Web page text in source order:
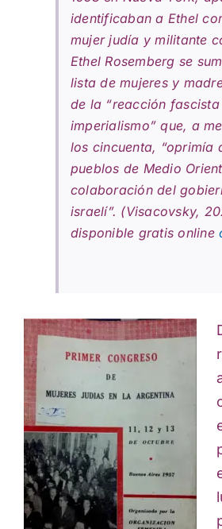
identificaban a Ethel
mujer judía y militante
Ethel Rosemberg se
lista de mujeres y
de la “reacción fascista
imperialismo” que, a
los cincuenta, “oprimía
pueblos de Medio
colaboración del
israelí”. (Visacovsky,
disponible gratis online